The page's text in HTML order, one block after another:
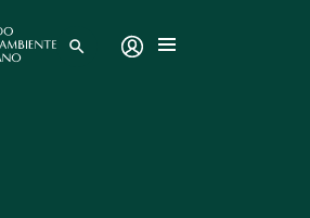
search